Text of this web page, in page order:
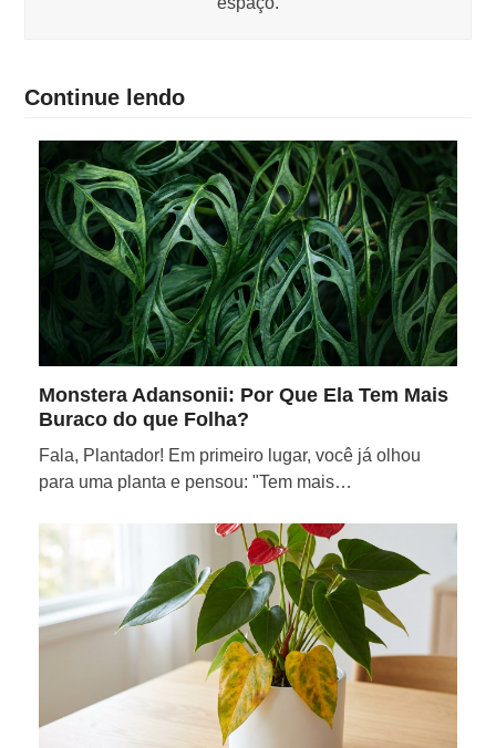
Continue lendo
Monstera Adansonii: Por Que Ela Tem Mais
Buraco do que Folha?
Fala, Plantador! Em primeiro lugar, você já olhou
para uma planta e pensou: "Tem mais…